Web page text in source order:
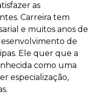
as
Carreira tem
e muitos anos de
de
Ele quer que a
como uma
especialização,